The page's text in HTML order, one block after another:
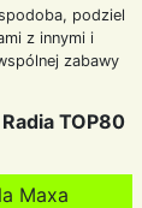
podziel
z innymi i
zabawy
TOP80
Maxa